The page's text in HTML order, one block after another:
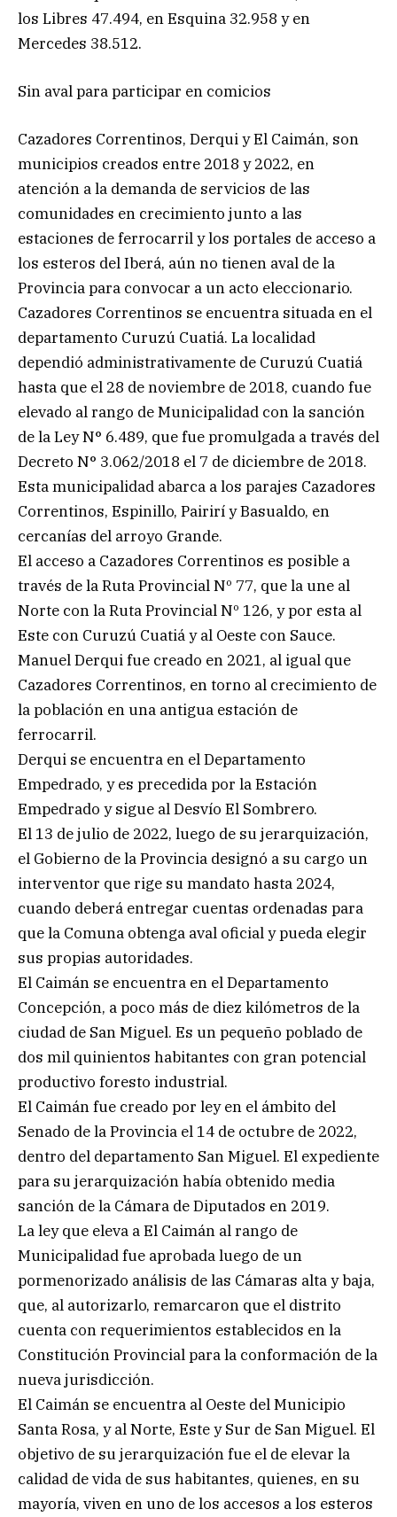
los Libres 47.494, en Esquina 32.958 y en
Mercedes 38.512.
Sin aval para participar en comicios
Cazadores Correntinos, Derqui y El Caimán, son
municipios creados entre 2018 y 2022, en
atención a la demanda de servicios de las
comunidades en crecimiento junto a las
estaciones de ferrocarril y los portales de acceso a
los esteros del Iberá, aún no tienen aval de la
Provincia para convocar a un acto eleccionario.
Cazadores Correntinos se encuentra situada en el
departamento Curuzú Cuatiá. La localidad
dependió administrativamente de Curuzú Cuatiá
hasta que el 28 de noviembre de 2018, cuando fue
elevado al rango de Municipalidad con la sanción
de la Ley N° 6.489, que fue promulgada a través del
Decreto N° 3.062/2018 el 7 de diciembre de 2018.
Esta municipalidad abarca a los parajes Cazadores
Correntinos, Espinillo, Pairirí y Basualdo, en
cercanías del arroyo Grande.
El acceso a Cazadores Correntinos es posible a
través de la Ruta Provincial Nº 77, que la une al
Norte con la Ruta Provincial Nº 126, y por esta al
Este con Curuzú Cuatiá y al Oeste con Sauce.
Manuel Derqui fue creado en 2021, al igual que
Cazadores Correntinos, en torno al crecimiento de
la población en una antigua estación de
ferrocarril.
Derqui se encuentra en el Departamento
Empedrado, y es precedida por la Estación
Empedrado y sigue al Desvío El Sombrero.
El 13 de julio de 2022, luego de su jerarquización,
el Gobierno de la Provincia designó a su cargo un
interventor que rige su mandato hasta 2024,
cuando deberá entregar cuentas ordenadas para
que la Comuna obtenga aval oficial y pueda elegir
sus propias autoridades.
El Caimán se encuentra en el Departamento
Concepción, a poco más de diez kilómetros de la
ciudad de San Miguel. Es un pequeño poblado de
dos mil quinientos habitantes con gran potencial
productivo foresto industrial.
El Caimán fue creado por ley en el ámbito del
Senado de la Provincia el 14 de octubre de 2022,
dentro del departamento San Miguel. El expediente
para su jerarquización había obtenido media
sanción de la Cámara de Diputados en 2019.
La ley que eleva a El Caimán al rango de
Municipalidad fue aprobada luego de un
pormenorizado análisis de las Cámaras alta y baja,
que, al autorizarlo, remarcaron que el distrito
cuenta con requerimientos establecidos en la
Constitución Provincial para la conformación de la
nueva jurisdicción.
El Caimán se encuentra al Oeste del Municipio
Santa Rosa, y al Norte, Este y Sur de San Miguel. El
objetivo de su jerarquización fue el de elevar la
calidad de vida de sus habitantes, quienes, en su
mayoría, viven en uno de los accesos a los esteros